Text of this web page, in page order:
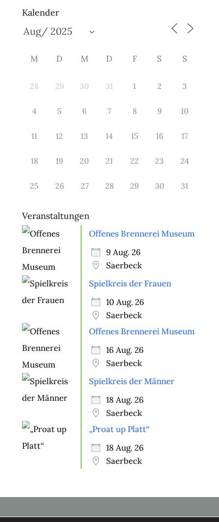
Kalender
M D M D F S S
28 29 30 31 1 2 3
4 5 6 7 8 9 10
11 12 13 14 15 16 17
18 19 20 21 22 23 24
25 26 27 28 29 30 31
Veranstaltungen
Offenes Brennerei Museum
9 Aug. 26
Saerbeck
Spielkreis der Frauen
10 Aug. 26
Saerbeck
Offenes Brennerei Museum
16 Aug. 26
Saerbeck
Spielkreis der Männer
18 Aug. 26
Saerbeck
„Proat up Platt“
18 Aug. 26
Saerbeck